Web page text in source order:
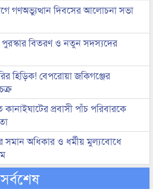
গণঅভ্যুত্থান দিবসের আলোচনা সভা
পুরস্কার বিতরণ ও নতুন সদস্যদের
হিড়িক! বেপরোয়া জকিগঞ্জের
প্রবাসী পাঁচ পরিবারকে
সমান অধিকার ও ধর্মীয় মুল্যবোধে
সর্বশেষ